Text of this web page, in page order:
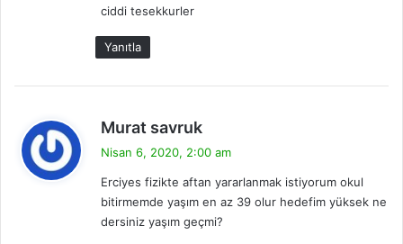
ciddi tesekkurler
Yanıtla
Murat savruk
e
i
k
i
Nisan 6, 2020, 2:00 am
Erciyes fizikte aftan yararlanmak istiyorum okul
bitirmemde yaşım en az 39 olur hedefim yüksek ne
dersiniz yaşım geçmi?